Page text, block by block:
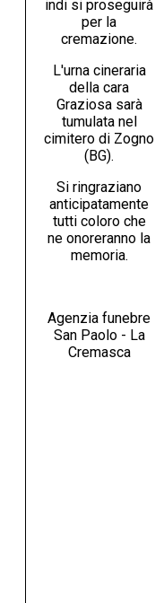
indi si proseguirà
per la
cremazione.
L'urna cineraria
della cara
Graziosa sarà
tumulata nel
cimitero di Zogno
(BG).
Si ringraziano
anticipatamente
tutti coloro che
ne onoreranno la
memoria.
Agenzia funebre
San Paolo - La
Cremasca